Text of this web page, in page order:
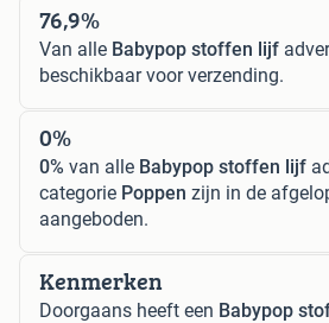
76,9%
Van alle Babypop stoffen lijf
beschikbaar voor verzending.
0%
0% van alle Babypop stoffen lijf
categorie Poppen zijn in de
aangeboden.
Kenmerken
Doorgaans heeft een Babypop